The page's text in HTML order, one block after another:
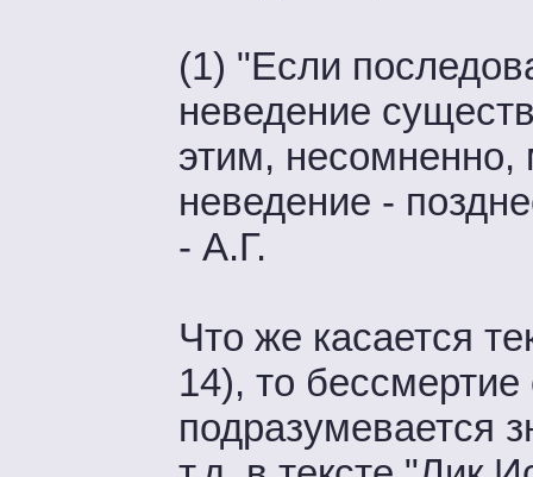
(1) "Если
неведение
этим, несомненно,
неведение -
- А.Г.
Что же касается
14), то
подразумевается